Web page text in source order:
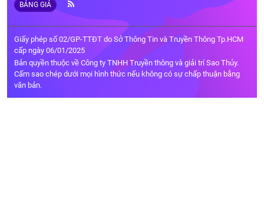
BẢNG GIÁ
Giấy phép số 02/GP-TTĐT do Sở Thông Tin và Truyền Thông Tp.HCM
cấp ngày 06/01/2025
Bản quyền thuộc về Công ty TNHH Truyền thông và giải trí Sao Thủy.
Cấm sao chép dưới mọi hình thức nếu không có sự chấp thuận bằng
văn bản.